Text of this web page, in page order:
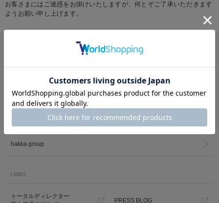
お客さまにはご迷惑をお掛けいたしますが、何とぞご了承いただきます
ようお願い申し上げます。
ご利用ガイド
お客様お問い合わせ
hakka group
LINKS
トータルディレクター
PRESS BLOG